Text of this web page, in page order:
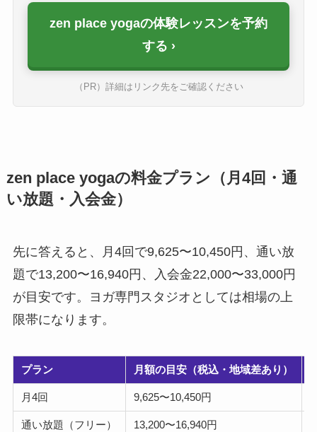
zen place yogaの体験レッスンを予約
する
（PR）詳細はリンク先をご確認ください
zen place yogaの料金プラン（月4回・通
い放題・入会金）
先に答えると、月4回で9,625〜10,450円、通い放
題で13,200〜16,940円、入会金22,000〜33,000円
が目安です。ヨガ専門スタジオとしては相場の上
限帯になります。
プラン 月額の目安（税込・地域差あり）
月4回 9,625〜10,450円
通い放題（フリー） 13,200〜16,940円